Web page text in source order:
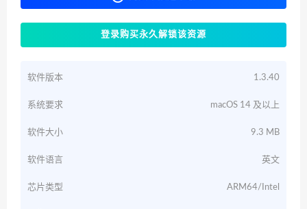
登录购买永久解锁该资源
软件版本 1.3.40
系统要求 macOS 14 及以上
软件大小 9.3 MB
软件语言 英文
芯片类型 ARM64/Intel